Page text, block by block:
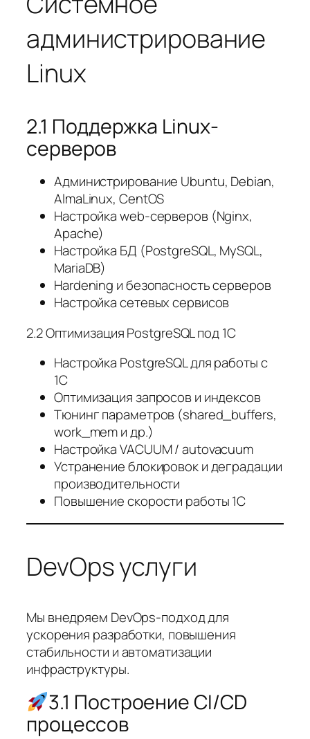
администрирование
Linux
2.1 Поддержка Linux-
серверов
Администрирование Ubuntu, Debian,
AlmaLinux, CentOS
Настройка web-серверов (Nginx,
Apache)
Настройка БД (PostgreSQL, MySQL,
MariaDB)
Hardening и безопасность серверов
Настройка сетевых сервисов
2.2 Оптимизация PostgreSQL под 1С
Настройка PostgreSQL для работы с
1С
Оптимизация запросов и индексов
Тюнинг параметров (shared_buffers,
work_mem и др.)
Настройка VACUUM / autovacuum
Устранение блокировок и деградации
производительности
Повышение скорости работы 1С
DevOps услуги
Мы внедряем DevOps-подход для
ускорения разработки, повышения
стабильности и автоматизации
инфраструктуры.
3.1 Построение CI/CD
процессов